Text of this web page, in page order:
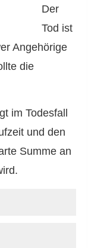
Der
Tod ist
Angehörige
die
im Todesfall
und den
Summe an